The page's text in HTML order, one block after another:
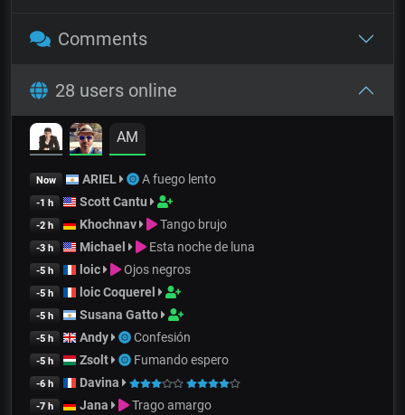
Comments
28 users online
AM
Now ARIEL A fuego lento
-1 h Scott Cantu
-2 h Khochnav Tango brujo
-3 h Michael Esta noche de luna
-5 h loic Ojos negros
-5 h loic Coquerel
-5 h Susana Gatto
-5 h Andy Confesión
-5 h Zsolt Fumando espero
-6 h Davina
-7 h Jana Trago amargo